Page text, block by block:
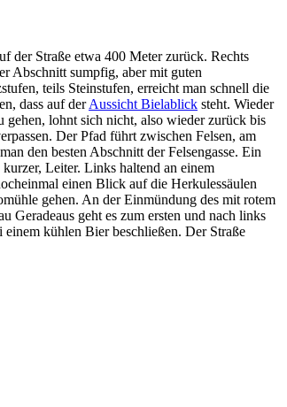
der Straße etwa 400 Meter zurück. Rechts
Abschnitt sumpfig, aber mit guten
teils Steinstufen, erreicht man schnell die
dass auf derAussicht Bielablick steht. Wieder
lohnt sich nicht, also wieder zurück bis
Der Pfad führt zwischen Felsen, am
den besten Abschnitt der Felsengasse. Ein
Leiter. Links haltend an einem
einen Blick auf die Herkulessäulen
gehen. An der Einmündung des mit rotem
Geradeaus geht es zum ersten und nach links
kühlen Bier beschließen. Der Straße